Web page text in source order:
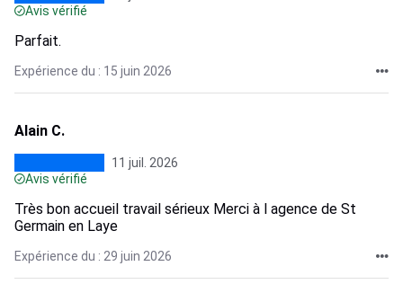
Avis vérifié
Parfait.
Expérience du : 15 juin 2026
Alain C.
11 juil. 2026
Avis vérifié
Très bon accueil travail sérieux Merci à l agence de St
Germain en Laye
Expérience du : 29 juin 2026